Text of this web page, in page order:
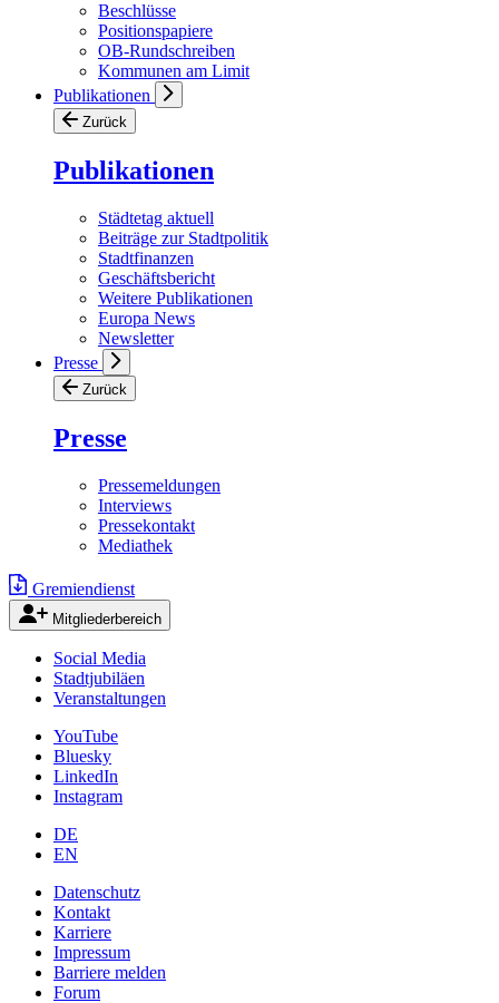
Beschlüsse
Positionspapiere
OB-Rundschreiben
Kommunen am Limit
Publikationen
Zurück
Publikationen
Städtetag aktuell
Beiträge zur Stadtpolitik
Stadtfinanzen
Geschäftsbericht
Weitere Publikationen
Europa News
Newsletter
Presse
Zurück
Presse
Pressemeldungen
Interviews
Pressekontakt
Mediathek
Gremiendienst
Mitgliederbereich
Social Media
Stadtjubiläen
Veranstaltungen
YouTube
Bluesky
LinkedIn
Instagram
DE
EN
Datenschutz
Kontakt
Karriere
Impressum
Barriere melden
Forum